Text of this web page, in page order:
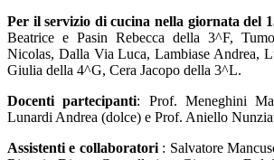
Per il servizio di cucina nella giornata del
Beatrice e Pasin Rebecca della 3^F,
Nicolas, Dalla Via Luca, Lambiase Andrea,
Giulia della 4^G, Cera Jacopo della 3^L.
Docenti partecipanti: Prof. Meneghini
Lunardi Andrea (dolce) e Prof. Aniello
Assistenti e collaboratori: Salvatore